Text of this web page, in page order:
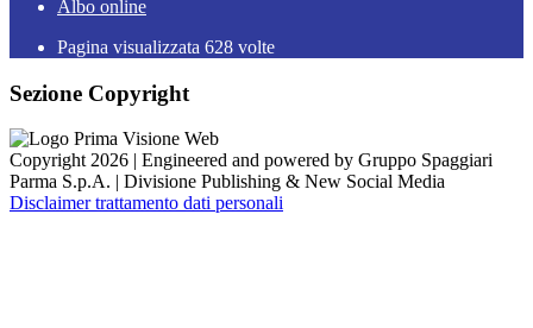
Albo online
Pagina visualizzata 628 volte
Sezione Copyright
Copyright 2026 | Engineered and powered by Gruppo Spaggiari
Parma S.p.A. | Divisione Publishing & New Social Media
Disclaimer trattamento dati personali